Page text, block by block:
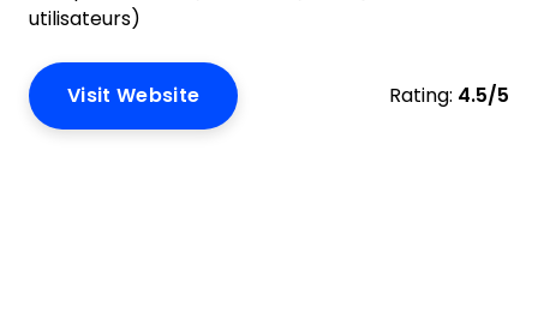
utilisateurs)
Visit Website Rating: 4.5/5